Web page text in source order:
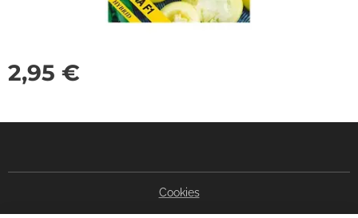
2,95 €
Cookies